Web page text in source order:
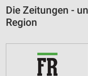
Die Zeitungen -
Region